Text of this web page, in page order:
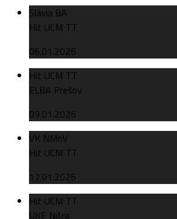
Slávia BA
Hit UCM TT
06.01.2026
Hit UCM TT
ELBA Prešov
09.01.2026
VK NMnV
Hit UCM TT
17.01.2026
Hit UCM TT
UKF Nitra